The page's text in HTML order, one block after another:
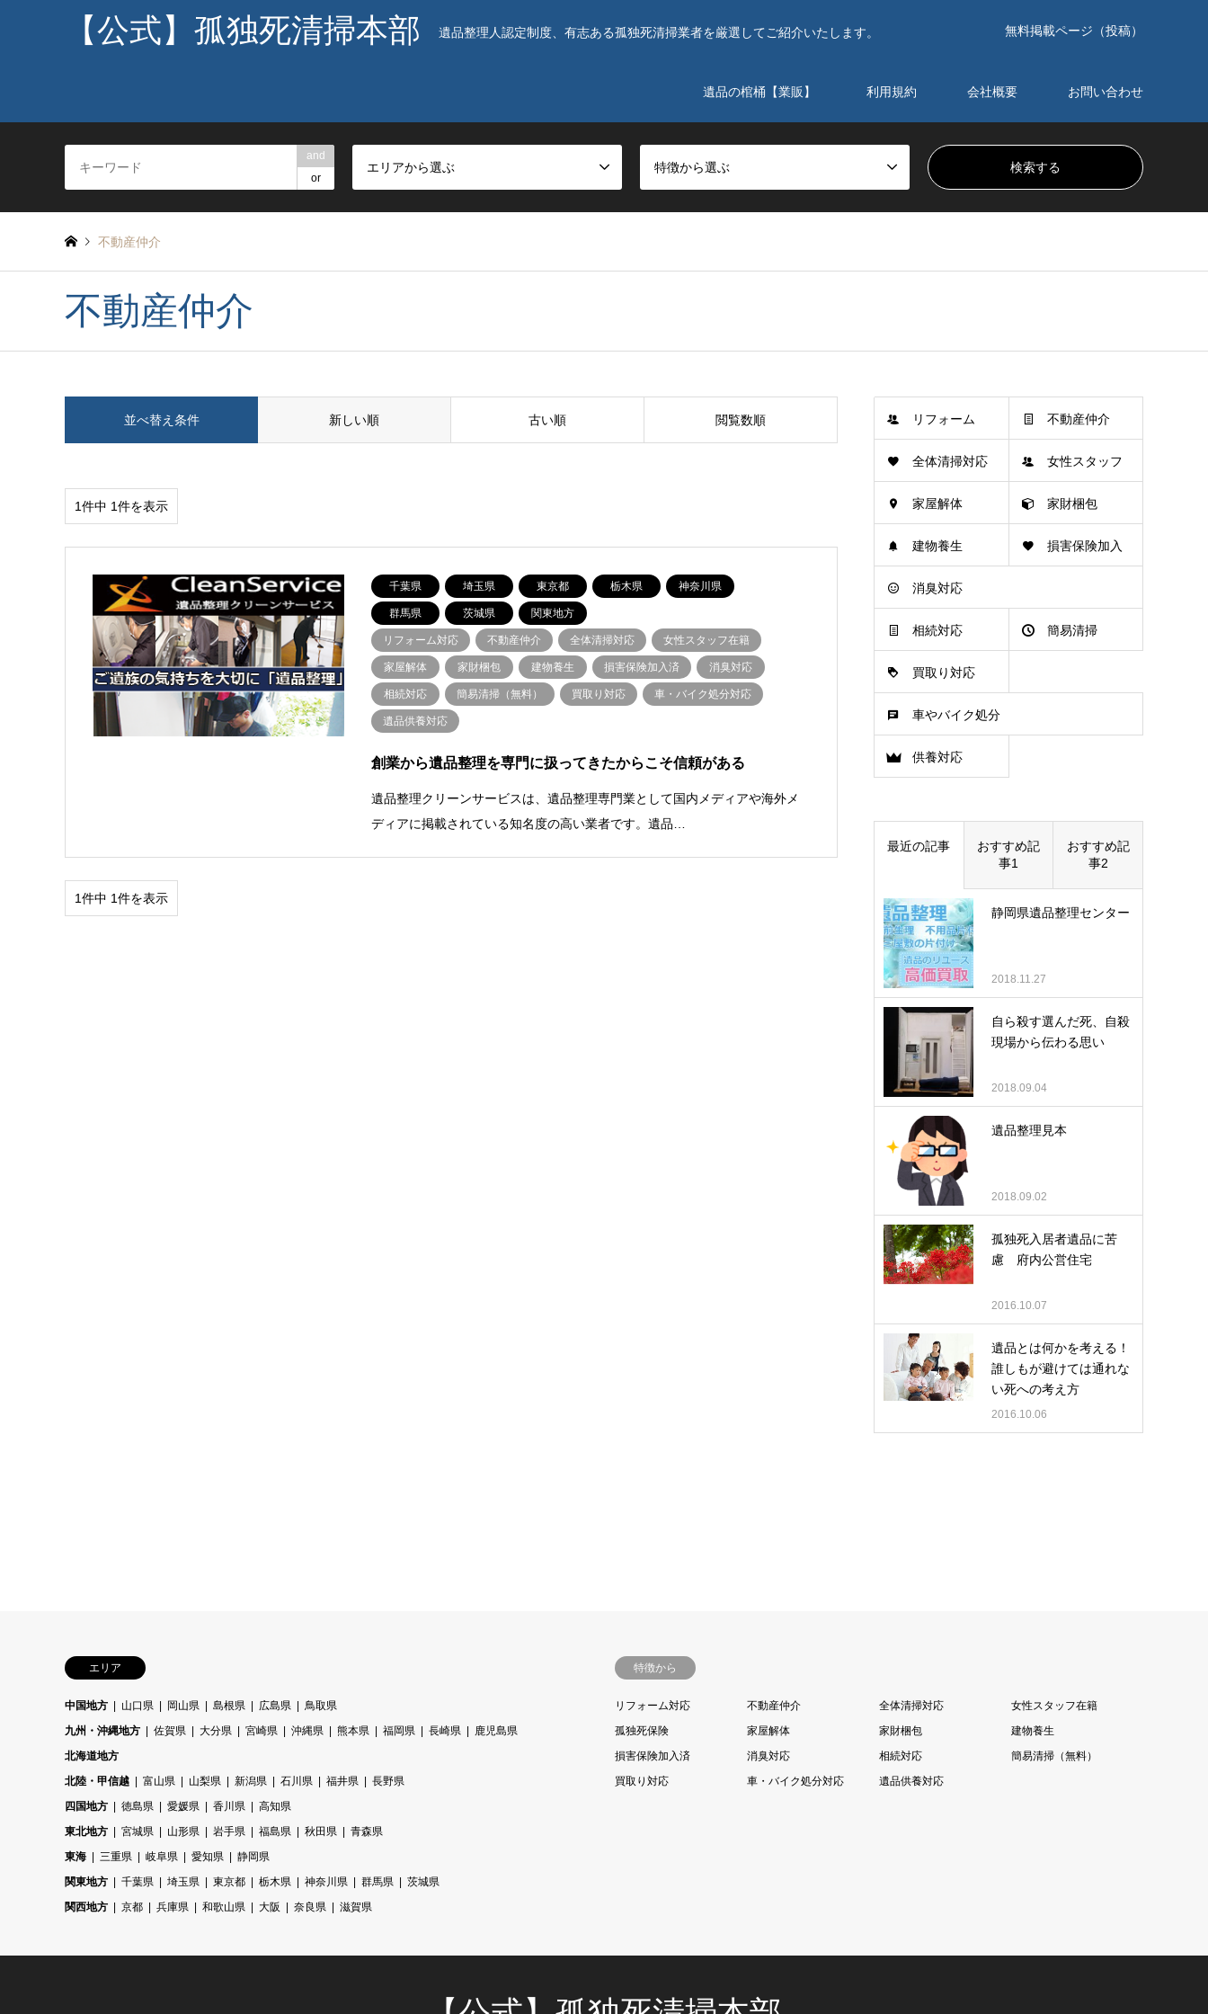
【公式】孤独死清掃本部 遺品整理人認定制度、有志ある孤独死清掃業者を厳選してご紹介いたします。 無料掲載ページ（投稿）
遺品の棺桶【業販】 利用規約 会社概要 お問い合わせ
and
or
エリアから選ぶ 特徴から選ぶ
不動産仲介
不動産仲介
並べ替え条件 新しい順 古い順 閲覧数順
1件中 1件を表示
千葉県 埼玉県 東京都 栃木県 神奈川県
群馬県 茨城県 関東地方
リフォーム対応 不動産仲介 全体清掃対応 女性スタッフ在籍
家屋解体 家財梱包 建物養生 損害保険加入済 消臭対応
相続対応 簡易清掃（無料） 買取り対応 車・バイク処分対応
遺品供養対応
創業から遺品整理を専門に扱ってきたからこそ信頼がある
遺品整理クリーンサービスは、遺品整理専門業として国内メディアや海外メ
ディアに掲載されている知名度の高い業者です。遺品…
1件中 1件を表示
リフォーム 不動産仲介
全体清掃対応 女性スタッフ
在籍
家屋解体 家財梱包
建物養生 損害保険加入
消臭対応
相続対応 簡易清掃
買取り対応
車やバイク処分
供養対応
最近の記事
おすすめ記
事1
おすすめ記
事2
静岡県遺品整理センター
2018.11.27
自ら殺す選んだ死、自殺
現場から伝わる思い
2018.09.04
遺品整理見本
2018.09.02
孤独死入居者遺品に苦
慮 府内公営住宅
2016.10.07
遺品とは何かを考える！
誰しもが避けては通れな
い死への考え方
2016.10.06
エリア
中国地方 山口県 岡山県 島根県 広島県
鳥取県
九州・沖縄地方
佐賀県 大分県 宮崎県 沖縄県 熊本県 福岡県 長崎県
鹿児島県
北海道地方
北陸・甲信越
富山県 山梨県 新潟県 石川県 福井県
長野県
四国地方
徳島県 愛媛県 香川県
高知県
東北地方
宮城県 山形県 岩手県 福島県 秋田県
青森県
東海
三重県 岐阜県 愛知県
静岡県
関東地方
千葉県 埼玉県 東京都 栃木県 神奈川県 群馬県
茨城県
関西地方
京都 兵庫県 和歌山県 大阪 奈良県 滋賀県
特徴から
リフォーム対応 不動産仲介 全体清掃対応
女性スタッフ在籍
孤独死保険
家屋解体 家財梱包
建物養生
損害保険加入済
消臭対応 相続対応
簡易清掃（無料）
買取り対応
車・バイク処分対応 遺品供養対応